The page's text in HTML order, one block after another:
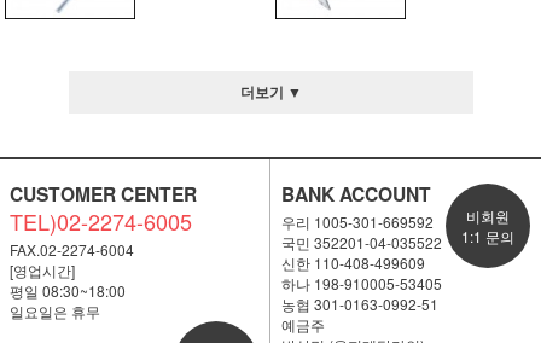
더보기 ▼
CUSTOMER CENTER
TEL)02-2274-6005
FAX.02-2274-6004
[영업시간]
평일 08:30~18:00
일요일은 휴무
BANK ACCOUNT
우리 1005-301-669592
국민 352201-04-035522
신한 110-408-499609
하나 198-910005-53405
농협 301-0163-0992-51
예금주
비회원
1:1 문의